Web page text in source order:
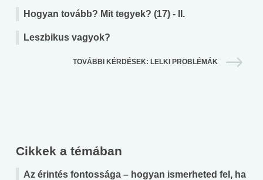
Hogyan tovább? Mit tegyek? (17) - II.
Leszbikus vagyok?
TOVÁBBI KÉRDÉSEK: LELKI PROBLÉMÁK
Cikkek a témában
Az érintés fontossága – hogyan ismerheted fel, ha